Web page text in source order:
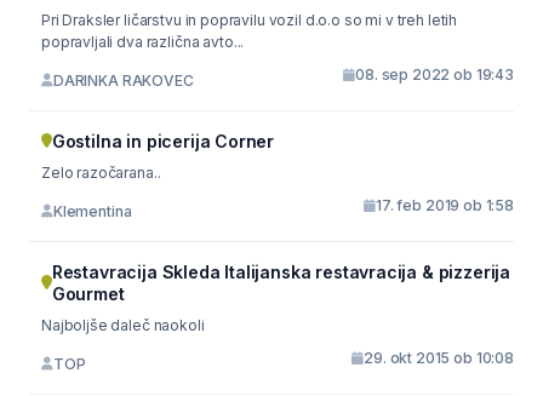
Pri Draksler ličarstvu in popravilu vozil d.o.o so mi v treh letih
popravljali dva različna avto...
DARINKA RAKOVEC 08. sep 2022 ob 19:43
Gostilna in picerija Corner
Zelo razočarana..
Klementina 17. feb 2019 ob 1:58
Restavracija Skleda Italijanska restavracija & pizzerija
Gourmet
Najboljše daleč naokoli
TOP 29. okt 2015 ob 10:08